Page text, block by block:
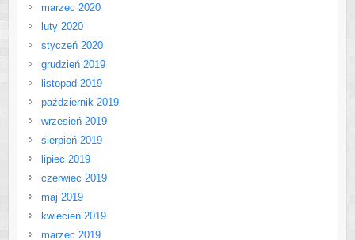
marzec 2020
luty 2020
styczeń 2020
grudzień 2019
listopad 2019
październik 2019
wrzesień 2019
sierpień 2019
lipiec 2019
czerwiec 2019
maj 2019
kwiecień 2019
marzec 2019